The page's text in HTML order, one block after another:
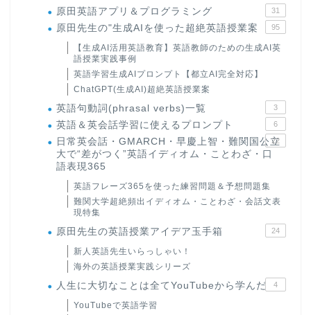
原田英語アプリ＆プログラミング 31
原田先生の"生成AIを使った超絶英語授業案 95
【生成AI活用英語教育】英語教師のための生成AI英
語授業実践事例
英語学習生成AIプロンプト【都立AI完全対応】
ChatGPT(生成AI)超絶英語授業案
英語句動詞(phrasal verbs)一覧 3
英語＆英会話学習に使えるプロンプト 6
日常英会話・GMARCH・早慶上智・難関国公立
大で“差がつく”英語イディオム・ことわざ・口
語表現365
22
英語フレーズ365を使った練習問題＆予想問題集
難関大学超絶頻出イディオム・ことわざ・会話文表
現特集
原田先生の英語授業アイデア玉手箱 24
新人英語先生いらっしゃい！
海外の英語授業実践シリーズ
人生に大切なことは全てYouTubeから学んだ 4
YouTubeで英語学習